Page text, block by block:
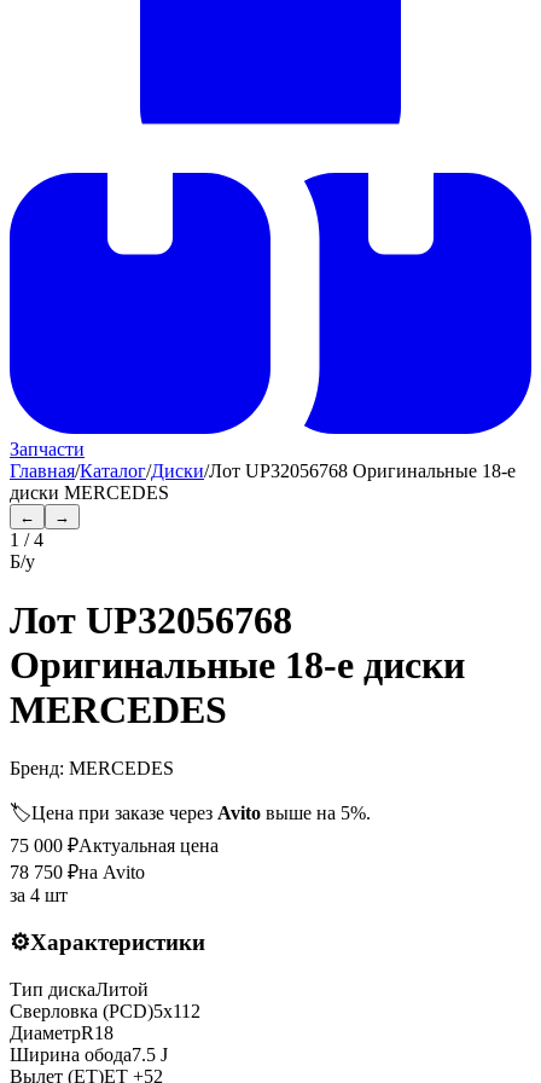
Запчасти
Главная/Каталог/Диски/Лот UP32056768 Оригинальные 18-е
диски MERCEDES
← →
1 /4
Б/у
Лот UP32056768
Оригинальные 18-е диски
MERCEDES
Бренд: MERCEDES
🏷️Цена при заказе через Avito выше на 5%.
75 000 ₽Актуальная цена
78 750 ₽на Avito
за 4 шт
⚙️Характеристики
Тип дискаЛитой
Сверловка (PCD)5x112
ДиаметрR18
Ширина обода7.5 J
Вылет (ET)ET +52